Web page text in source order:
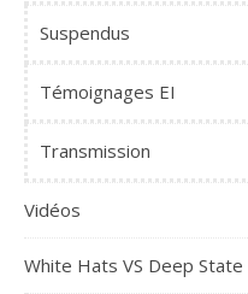
Suspendus
Témoignages EI
Transmission
Vidéos
White Hats VS Deep State